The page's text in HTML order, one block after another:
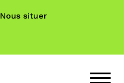
Nous situer